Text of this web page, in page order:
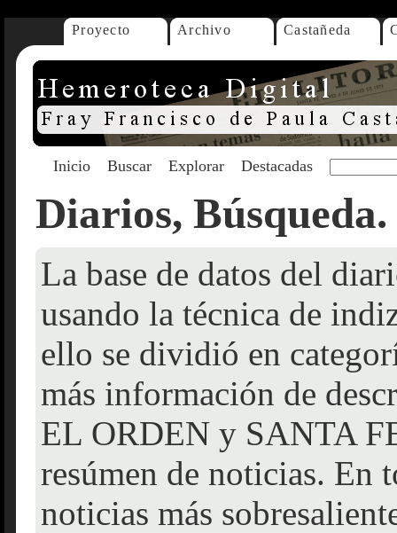
Proyecto Archivo Castañeda
Inicio Buscar Explorar Destacadas
Diarios, Búsqueda.
La base de datos del
usando la técnica de
ello se dividió en
más información de
EL ORDEN y SANTA
resúmen de noticias. En
noticias más